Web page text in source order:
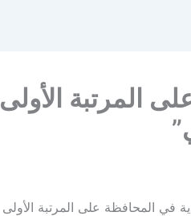
المرتبة
في المحافظة على المرتبة